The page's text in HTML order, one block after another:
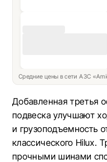
Средние цены в сети АЗС
Добавленная третья
подвеска улучшают
и грузоподъемность
классического Hilux.
прочными шинами